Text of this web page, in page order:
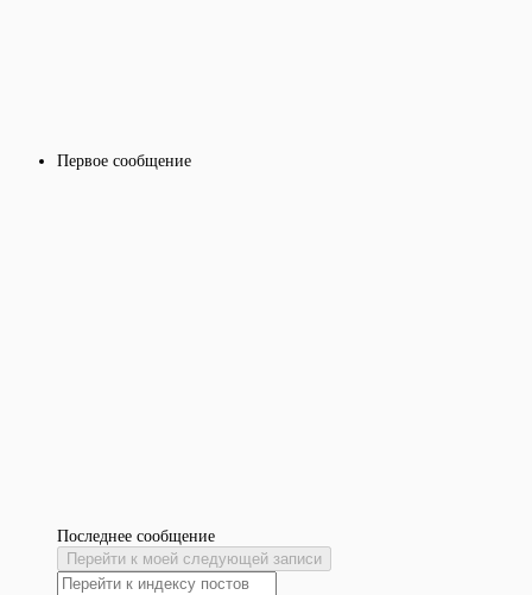
Первое сообщение
Последнее сообщение
Перейти к моей следующей записи